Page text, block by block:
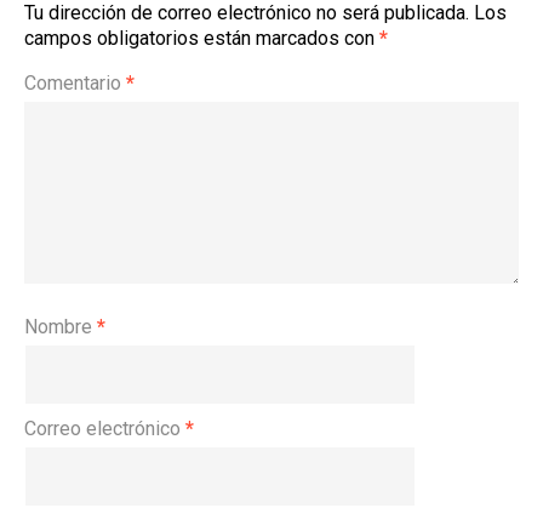
Tu dirección de correo electrónico no será publicada. Los
campos obligatorios están marcados con *
Comentario *
Nombre *
Correo electrónico *